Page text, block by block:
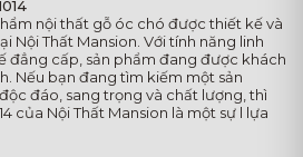
nội thất gỗ óc chó được thiết kế và
Nội Thất Mansion. Với tính năng linh
đẳng cấp, sản phẩm đang được khách
Nếu bạn đang tìm kiếm một sản
đáo, sang trọng và chất lượng, thì
của Nội Thất Mansion là một sự l lựa